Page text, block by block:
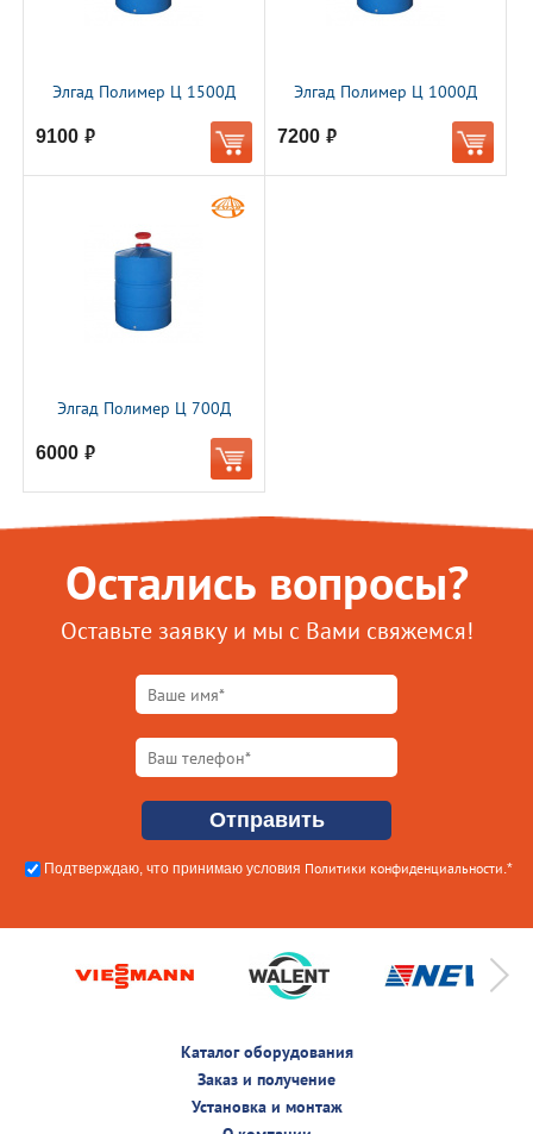
Элгад Полимер Ц 1500Д
9100 руб.
Элгад Полимер Ц 1000Д
7200 руб.
Элгад Полимер Ц 700Д
6000 руб.
Остались вопросы?
Оставьте заявку и мы с Вами свяжемся!
Подтверждаю, что принимаю условия Политики конфиденциальности .*
Каталог оборудования
Заказ и получение
Установка и монтаж